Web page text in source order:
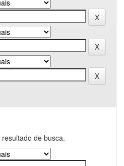
de busca.